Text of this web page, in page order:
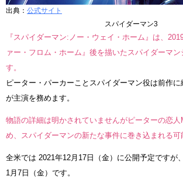
出典： 公式サイト
スパイダーマン3
『スパイダーマン:ノー・ウェイ・ホーム』は、
ァー・フロム・ホーム』後を描いたスパイダーマ
す。
ピーター・パーカーことスパイダーマン役は前作
が主演を務めます。
物語の詳細は明かされていませんがピーターの恋
め、スパイダーマンの新たな事件に巻き込まれる可
全米では 2021年12月17日（金）に公開予定ですが
1月7日（金）です。